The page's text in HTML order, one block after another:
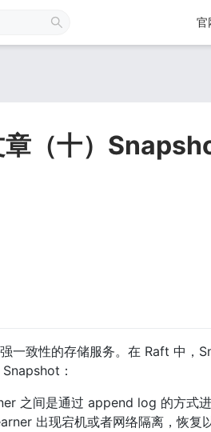
官
（十）
一致性的存储服务。在 Raft 中
：
之间是通过 append log 的方式
出现宕机或者网络隔离，恢复